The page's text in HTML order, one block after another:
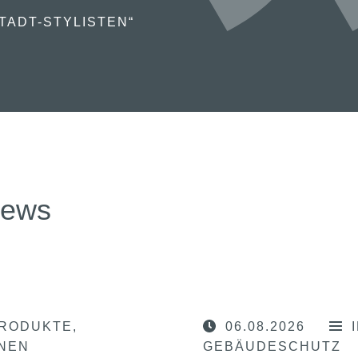
STYLISTEN“
06.08.2026
GEBÄUDESCHUTZ